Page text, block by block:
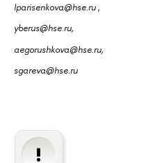
lparisenkova@hse.ru,
yberus@hse.ru,
aegorushkova@hse.ru,
sgareva@hse.ru